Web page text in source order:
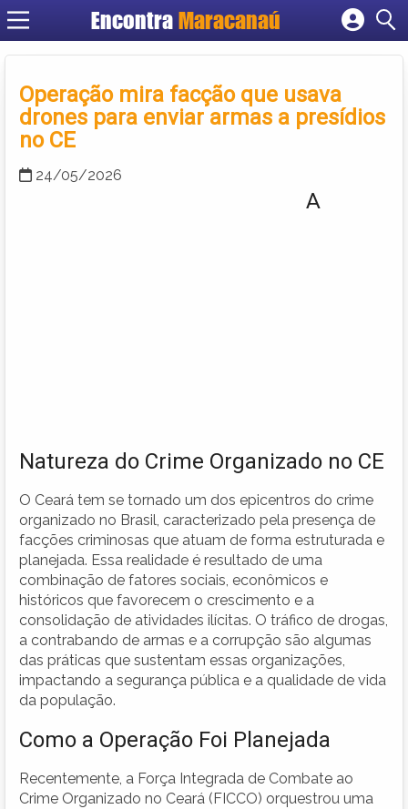
Encontra Maracanaú
Cadastrar empresa
Criar conta
Operação mira facção que usava
drones para enviar armas a presídios
no CE
24/05/2026
A
Natureza do Crime Organizado no CE
O Ceará tem se tornado um dos epicentros do crime
organizado no Brasil, caracterizado pela presença de
facções criminosas que atuam de forma estruturada e
planejada. Essa realidade é resultado de uma
combinação de fatores sociais, econômicos e
históricos que favorecem o crescimento e a
consolidação de atividades ilícitas. O tráfico de drogas,
a contrabando de armas e a corrupção são algumas
das práticas que sustentam essas organizações,
impactando a segurança pública e a qualidade de vida
da população.
Como a Operação Foi Planejada
Recentemente, a Força Integrada de Combate ao
Crime Organizado no Ceará (FICCO) orquestrou uma